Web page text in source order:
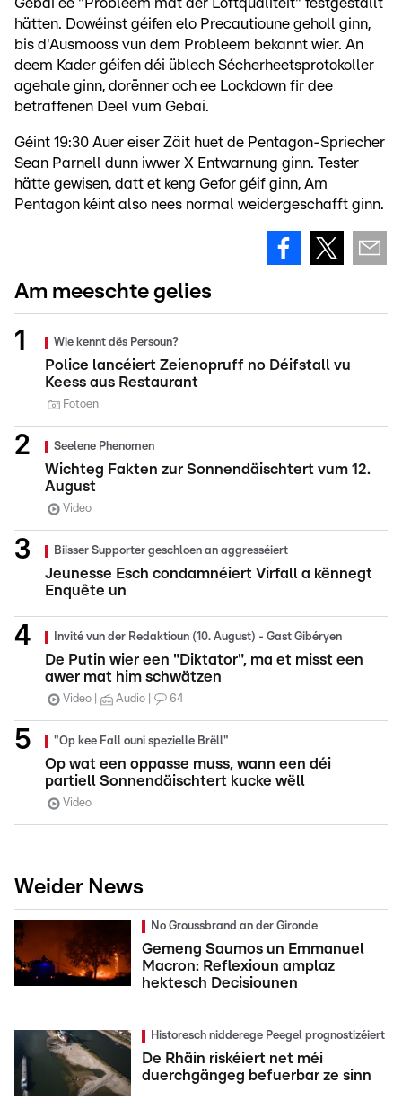
Gebai ee "Probleem mat der Loftqualitéit" festgestallt
hätten. Dowéinst géifen elo Precautioune geholl ginn,
bis d'Ausmooss vun dem Probleem bekannt wier. An
deem Kader géifen déi üblech Sécherheetsprotokoller
agehale ginn, dorënner och ee Lockdown fir dee
betraffenen Deel vum Gebai.
Géint 19:30 Auer eiser Zäit huet de Pentagon-Spriecher
Sean Parnell dunn iwwer X Entwarnung ginn. Tester
hätte gewisen, datt et keng Gefor géif ginn, Am
Pentagon kéint also nees normal weidergeschafft ginn.
Am meeschte gelies
Wie kennt dës Persoun?
Police lancéiert Zeienopruff no Déifstall vu
Keess aus Restaurant
Fotoen
Seelene Phenomen
Wichteg Fakten zur Sonnendäischtert vum 12.
August
Video
Biisser Supporter geschloen an aggresséiert
Jeunesse Esch condamnéiert Virfall a kënnegt
Enquête un
Invité vun der Redaktioun (10. August) - Gast Gibéryen
De Putin wier een "Diktator", ma et misst een
awer mat him schwätzen
Video Audio 64
"Op kee Fall ouni spezielle Brëll"
Op wat een oppasse muss, wann een déi
partiell Sonnendäischtert kucke wëll
Video
Weider News
No Groussbrand an der Gironde
Gemeng Saumos un Emmanuel
Macron: Reflexioun amplaz
hektesch Decisiounen
Historesch nidderege Peegel prognostizéiert
De Rhäin riskéiert net méi
duerchgängeg befuerbar ze sinn